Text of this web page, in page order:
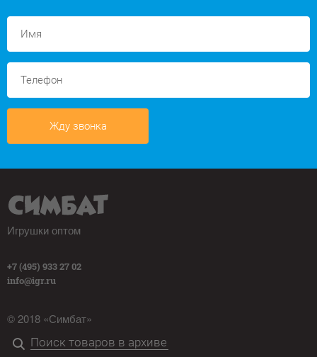
Жду звонка
Игрушки оптом
+7 (495) 933 27 02
info@igr.ru
© 2018 «Симбат»